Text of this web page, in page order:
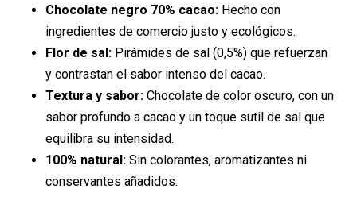
Chocolate negro 70% cacao:Hecho con
ingredientes de comercio justo y ecológicos.
Flor de sal:Pirámides de sal (0,5%) que refuerzan
y contrastan el sabor intenso del cacao.
Textura y sabor:Chocolate de color oscuro, con un
sabor profundo a cacao y un toque sutil de sal que
equilibra su intensidad.
100% natural:Sin colorantes, aromatizantes ni
conservantes añadidos.